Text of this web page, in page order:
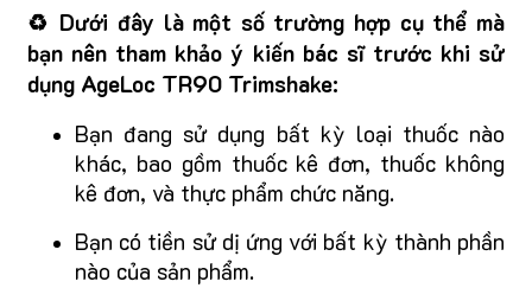
♻️ Dưới đây là một số trường hợp cụ thể mà
bạn nên tham khảo ý kiến bác sĩ trước khi sử
dụng AgeLoc TR90 Trimshake:
Bạn đang sử dụng bất kỳ loại thuốc nào
khác, bao gồm thuốc kê đơn, thuốc không
kê đơn, và thực phẩm chức năng.
Bạn có tiền sử dị ứng với bất kỳ thành phần
nào của sản phẩm.